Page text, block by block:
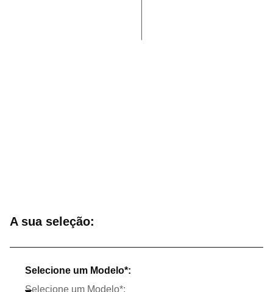
A sua seleção:
Selecione um Modelo*: